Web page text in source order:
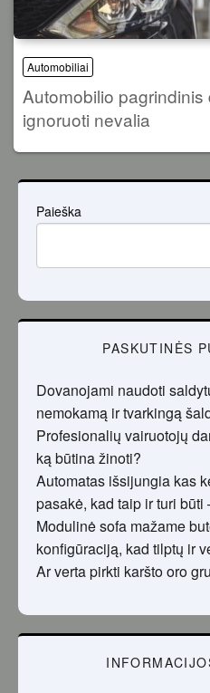
Automobiliai
Automobilio
ignoruoti nevalia
Paieška
PASKUTINĖS
Dovanojami naudoti
nemokamą ir tvarkingą
Profesionalių vairuotojų
ką būtina žinoti?
Automatas išsijungia kas
pasakė, kad taip ir turi būti
Modulinė sofa mažame
konfigūraciją, kad tilptų ir
Ar verta pirkti karšto oro